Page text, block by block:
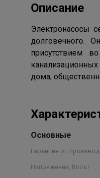
Описание
Электронасосы
долговечного.
присутствием
дома,
Основные
Гарантия от
Напряжение, Вольт